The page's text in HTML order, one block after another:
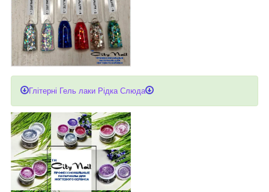
Глітерні Гель лаки Рідка Слюда